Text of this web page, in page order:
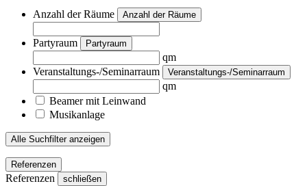
Anzahl der Räume Anzahl der Räume
Partyraum Partyraum
qm
Veranstaltungs-/Seminarraum
Veranstaltungs-/Seminarraum
qm
Beamer mit Leinwand
Musikanlage
Alle Suchfilter anzeigen
Referenzen
Referenzen schließen